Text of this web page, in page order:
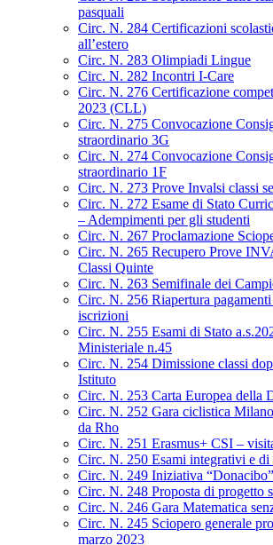
pasquali
Circ. N. 284 Certificazioni
all’estero
Circ. N. 283 Olimpiadi Lingue
Circ. N. 282 Incontri I-Care
Circ. N. 276 Certificazione
2023 (CLL)
Circ. N. 275 Convocazione
straordinario 3G
Circ. N. 274 Convocazione
straordinario 1F
Circ. N. 273 Prove Invalsi classi
Circ. N. 272 Esame di Stato
– Adempimenti per gli studenti
Circ. N. 267 Proclamazione
Circ. N. 265 Recupero Prove
Classi Quinte
Circ. N. 263 Semifinale dei
Circ. N. 256 Riapertura pagamenti
iscrizioni
Circ. N. 255 Esami di Stato
Ministeriale n.45
Circ. N. 254 Dimissione classi
Istituto
Circ. N. 253 Carta Europea della
Circ. N. 252 Gara ciclistica
da Rho
Circ. N. 251 Erasmus+ CSI –
Circ. N. 250 Esami integrativi e di
Circ. N. 249 Iniziativa “Donacibo”
Circ. N. 248 Proposta di progetto
Circ. N. 246 Gara Matematica
Circ. N. 245 Sciopero generale
marzo 2023